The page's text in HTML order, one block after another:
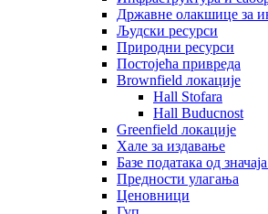
Државне олакшице за
Људски ресурси
Природни ресурси
Постојећа привреда
Brownfield локације
Hall Stofara
Hall Buducnost
Greenfield локације
Хале за издавање
Базе података од
Предности улагања
Ценовници